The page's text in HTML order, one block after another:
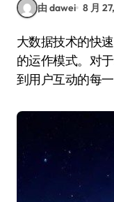
由 dawei 8 月
大数据技术的快速发展正在深刻改变传统媒体行业
的运作模式。对
到用户互动的每